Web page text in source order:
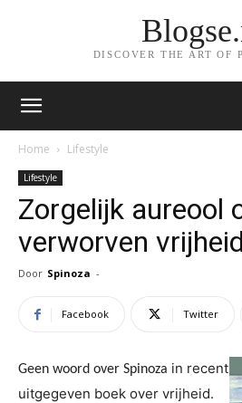
DISCOVER THE ART OF
Home Lifestyle
Lifestyle
Zorgelijk aureool
verworven vrijheid
Door Spinoza -
Facebook Twitter
Geen woord over Spinoza in recent
uitgegeven boek over vrijheid.